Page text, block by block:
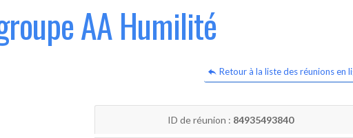
AA Humilité
Retour à la liste des réunions en
ID de réunion : 84935493840